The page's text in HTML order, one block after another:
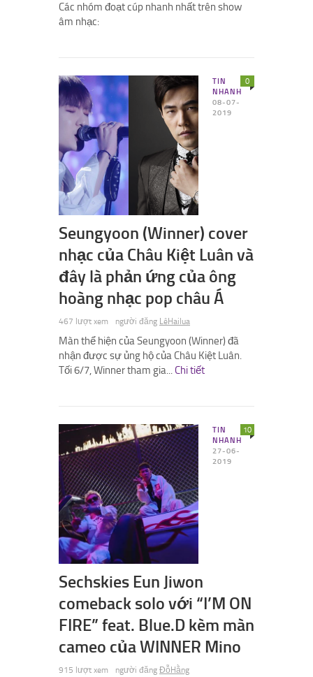
Các nhóm đoạt cúp nhanh nhất trên show
âm nhạc:
TIN
NHANH
08-07-
2019
Seungyoon (Winner) cover
nhạc của Châu Kiệt Luân và
đây là phản ứng của ông
hoàng nhạc pop châu Á
467 lượt xem
0
người đăng LêHailua
Màn thể hiện của Seungyoon (Winner) đã
nhận được sự ủng hộ của Châu Kiệt Luân.
Tối 6/7, Winner tham gia... Chi tiết
TIN
NHANH
27-06-
2019
Sechskies Eun Jiwon
comeback solo với “I’M ON
FIRE” feat. Blue.D kèm màn
cameo của WINNER Mino
915 lượt xem
10
người đăng ĐỗHằng